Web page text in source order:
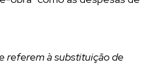
referem à substituição de